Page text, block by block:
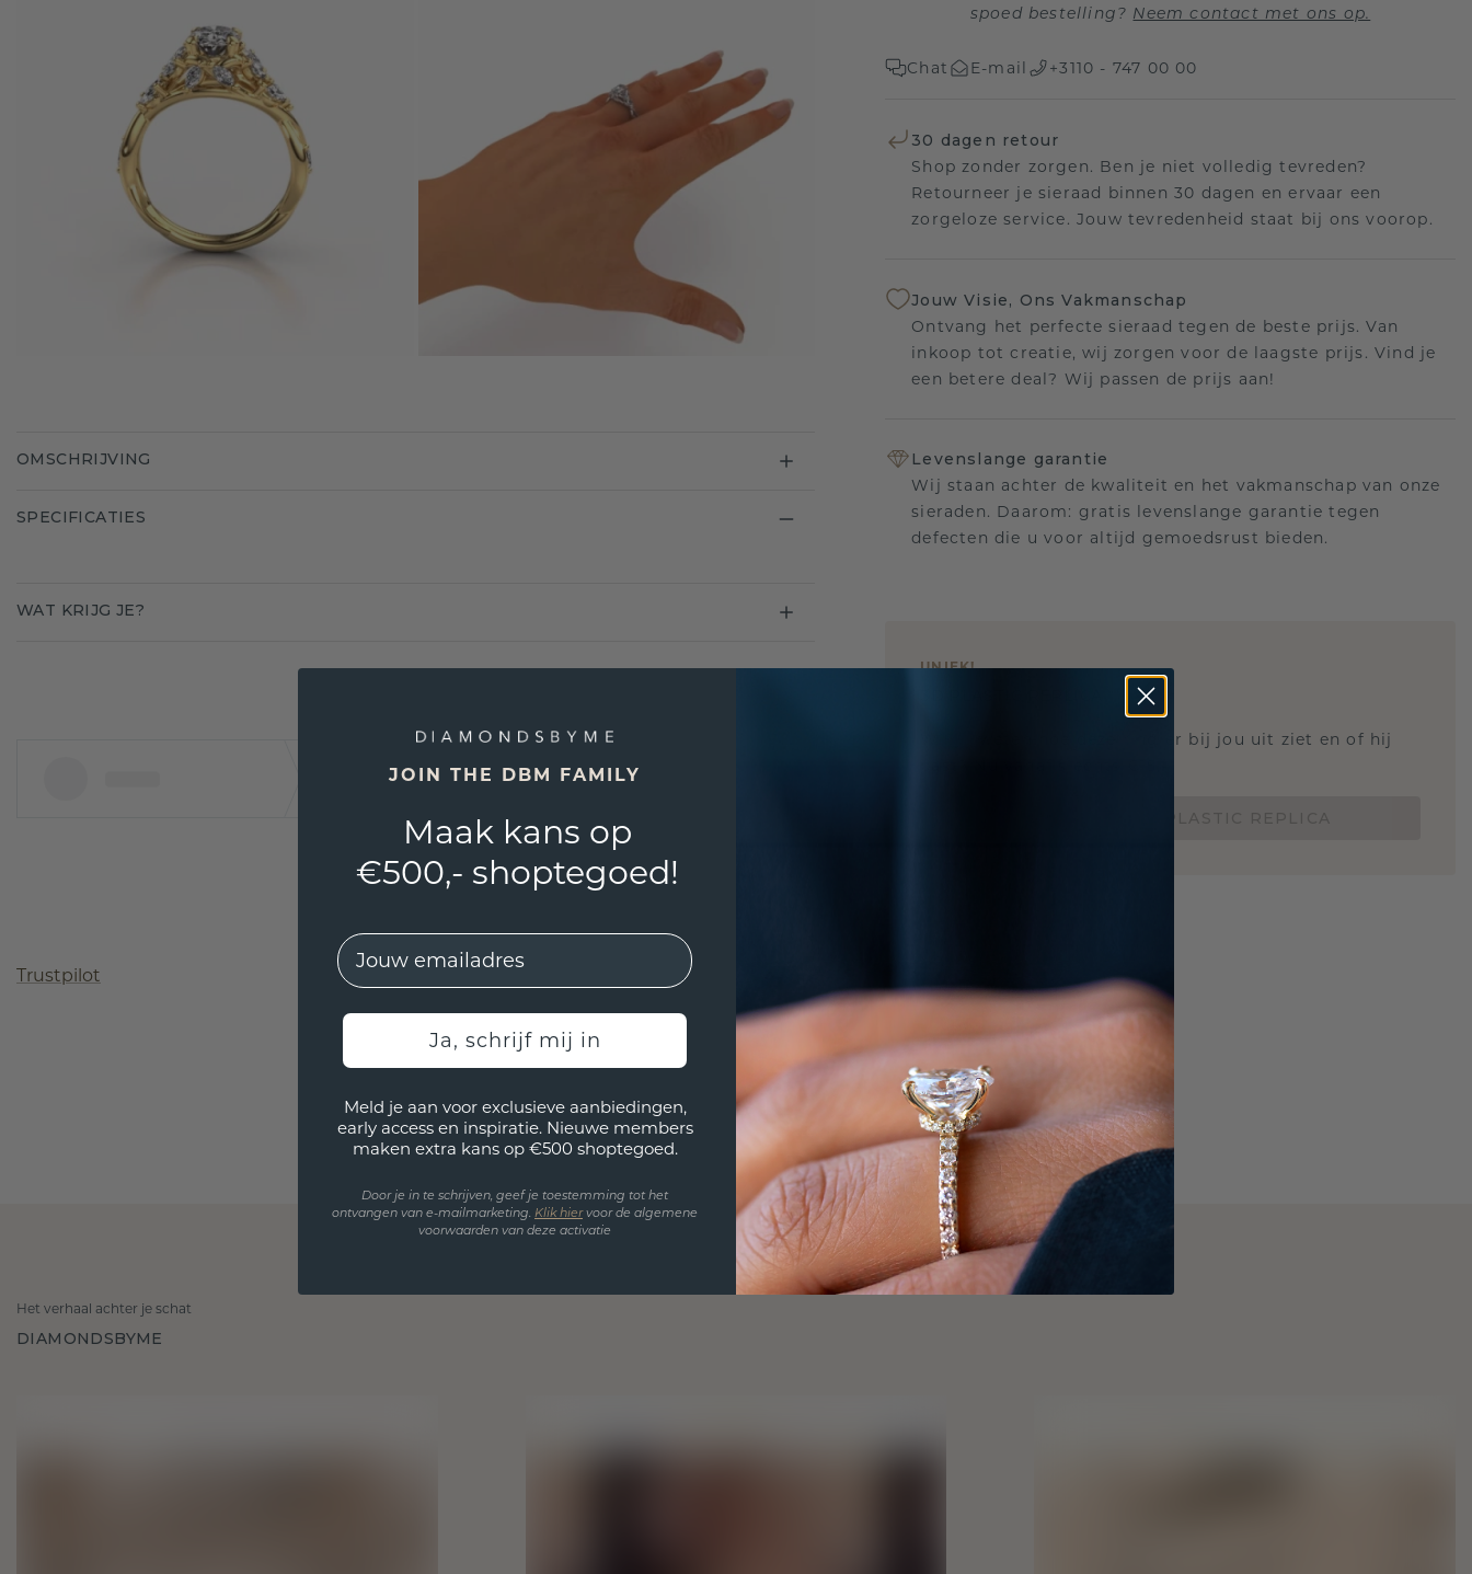
spoed bestelling? Neem contact met ons op.
Chat E-mail +3110 - 747 00 00
30 dagen retour
Shop zonder zorgen. Ben je niet volledig tevreden?
Retourneer je sieraad binnen 30 dagen en ervaar een
zorgeloze service. Jouw tevredenheid staat bij ons voorop.
Jouw Visie, Ons Vakmanschap
Ontvang het perfecte sieraad tegen de beste prijs. Van
inkoop tot creatie, wij zorgen voor de laagste prijs. Vind je
een betere deal? Wij passen de prijs aan!
Levenslange garantie
Wij staan achter de kwaliteit en het vakmanschap van onze
sieraden. Daarom: gratis levenslange garantie tegen
defecten die u voor altijd gemoedsrust bieden.
UNIEK!
Wil jij weten hoe deze ring er bij jou uit ziet en of hij
OMSCHRIJVING
SPECIFICATIES
WAT KRIJG JE?
Trustpilot
Het verhaal achter je schat
DIAMONDSBYME
JOIN THE DBM FAMILY
Maak kans op
€500,- shoptegoed!
EMail
Ja, schrijf mij in
Meld je aan voor exclusieve aanbiedingen,
early access en inspiratie. Nieuwe members
maken extra kans op €500 shoptegoed.
Door je in te schrijven, geef je toestemming tot het
ontvangen van e-mailmarketing. Klik hiervoor de algemene
voorwaarden van deze activatie